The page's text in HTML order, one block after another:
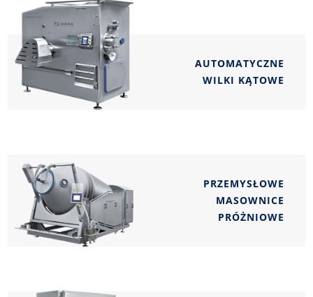
AUTOMATYCZNE
WILKI KĄTOWE
PRZEMYSŁOWE
MASOWNICE
PRÓŻNIOWE